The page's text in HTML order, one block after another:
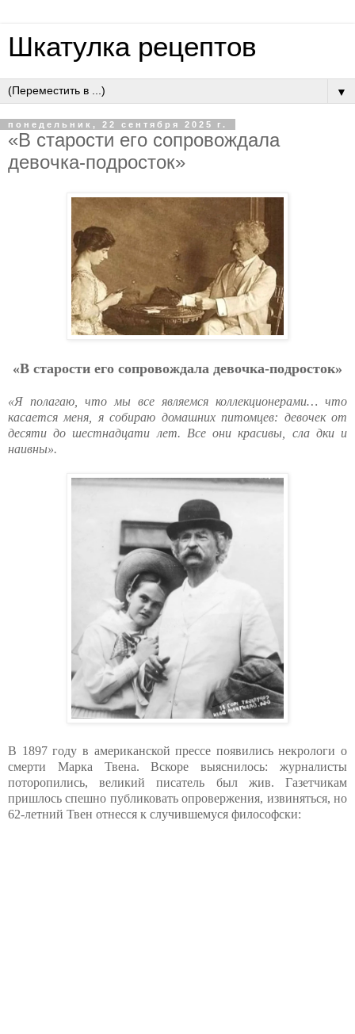
Шкатулка рецептов
▼
понедельник, 22 сентября 2025 г.
«В cтapocти eгo coпpoвoждaлa
дeвoчкa-пoдpocтoк»
«В cтapocти eгo coпpoвoждaлa дeвoчкa-пoдpocтoк»
«Я полагаю, что мы все являемся коллекционерами… что
касается меня, я собираю домашних питомцев: девочек от
десяти до шестнадцати лет. Все они красивы, сла дки и
наивны».
В 1897 году в американской прессе появились некрологи о
смерти Марка Твена. Вскоре выяснилось: журналисты
поторопились, великий писатель был жив. Газетчикам
пришлось спешно публиковать опровержения, извиняться, но
62-летний Твен отнесся к случившемуся философски: